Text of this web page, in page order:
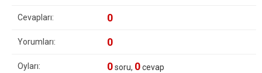
Cevapları: 0
Yorumları: 0
Oyları: 0soru, 0cevap